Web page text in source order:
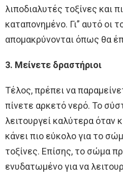
λιποδιαλυτές τοξίνες και
καταπονημένο. Γι” αυτό οι
απομακρύνονται όπως θα
3. Μείνετε δραστήριοι
Τέλος, πρέπει να
πίνετε αρκετό νερό. Το
λειτουργεί καλύτερα όταν
κάνει πιο εύκολο για το
τοξίνες. Επίσης, το σώμα
ενυδατωμένο για να